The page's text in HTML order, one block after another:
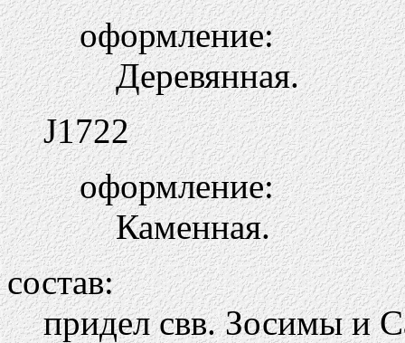
оформление:
Деревянная.
Ј1722
оформление:
Каменная.
состав:
придел свв. Зосимы и